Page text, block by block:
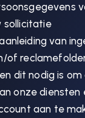
sollicitatie
van
of
dit nodig is
onze diensten
aan te